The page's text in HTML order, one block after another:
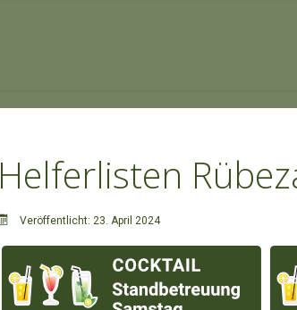
Helferlisten
Veröffentlicht: 23. April 2024